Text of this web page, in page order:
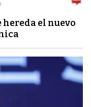
hereda el nuevo